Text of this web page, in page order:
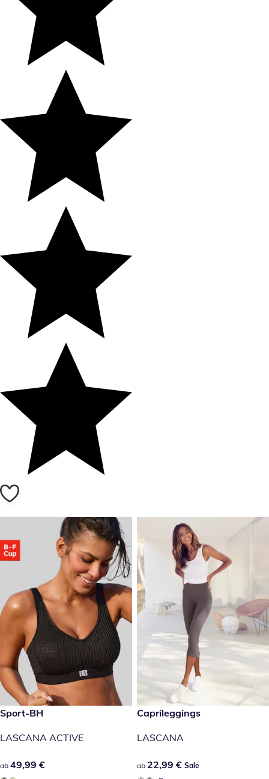
49,99 €
Sport-BH
LASCANA ACTIVE
49,99 €
ab 49,99 €
22,99 €
Sale
Caprileggings
LASCANA
22,99 €
ab 22,99 € Sale